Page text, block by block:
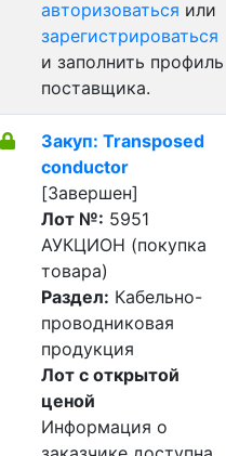
авторизоваться или
зарегистрироваться
и заполнить профиль
поставщика.
Закуп: Transposed
conductor
[Завершен]
Лот №: 5951
АУКЦИОН (покупка
товара)
Раздел: Кабельно-
проводниковая
продукция
Лот с открытой
ценой
Информация о